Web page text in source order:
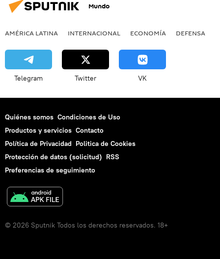
Mundo
AMÉRICA LATINA INTERNACIONAL ECONOMÍA DEFENSA
Telegram Twitter VK
Quiénes somos Condiciones de Uso
Productos y servicios Contacto
Política de Privacidad Politica de Cookies
Protección de datos (solicitud) RSS
Preferencias de seguimiento
© 2026 Sputnik Todos los derechos reservados. 18+